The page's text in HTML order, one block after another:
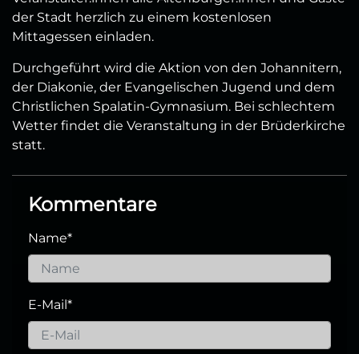
der Stadt herzlich zu einem kostenlosen
Mittagessen einladen.
Durchgeführt wird die Aktion von den Johannitern,
der Diakonie, der Evangelischen Jugend und dem
Christlichen Spalatin-Gymnasium. Bei schlechtem
Wetter findet die Veranstaltung in der Brüderkirche
statt.
Kommentare
Name*
E-Mail*